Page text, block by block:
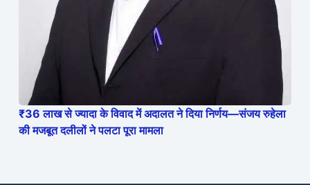
₹36 लाख से ज्यादा के विवाद में अदालत ने दिया निर्णय—संजय रुहेला
की मजबूत दलीलों ने पलटा पूरा मामला